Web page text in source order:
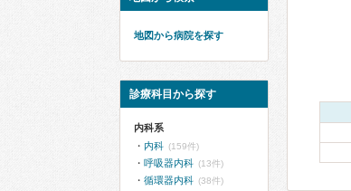
地図から病院を探す
診療科目から探す
内科系
内科 (159件)
呼吸器内科 (13件)
循環器内科 (38件)